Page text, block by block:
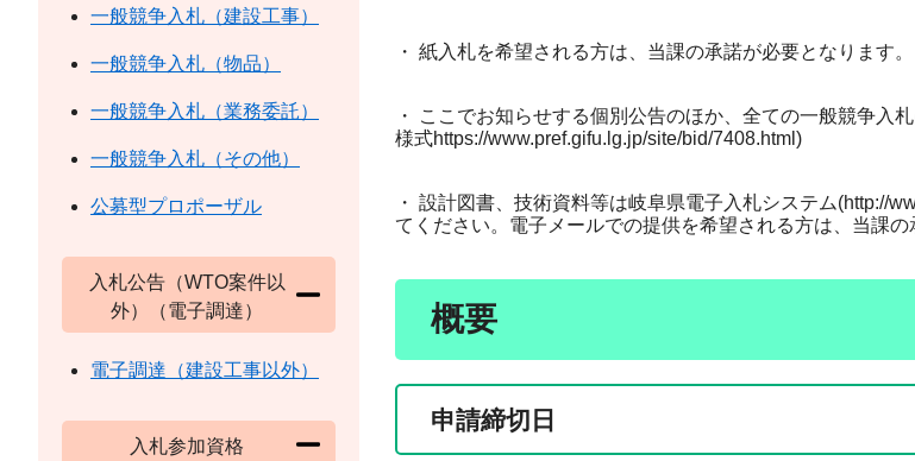
・ 紙入札を希望される方は、当課の承諾が必要となります。
・ ここでお知らせする個別公告のほか、全ての一般競争入
様式https://www.pref.gifu.lg.jp/site/bid/7408.html)
・ 設計図書、技術資料等は岐阜県電子入札システム(http://
てください。電子メールでの提供を希望される方は、当課の
概要
申請締切日
一般競争入札（建設工事）
一般競争入札（物品）
一般競争入札（業務委託）
一般競争入札（その他）
公募型プロポーザル
入札公告（WTO案件以
外）（電子調達）
電子調達（建設工事以外）
入札参加資格